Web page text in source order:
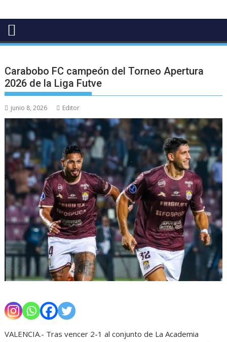
Carabobo FC campeón del Torneo Apertura
2026 de la Liga Futve
junio 8, 2026 Editor
VALENCIA.- Tras vencer 2-1 al conjunto de La Academia